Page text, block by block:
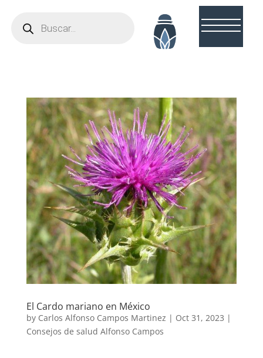
productos
El Cardo mariano en México
by Carlos Alfonso Campos Martinez | Oct 31, 2023 |
Consejos de salud Alfonso Campos